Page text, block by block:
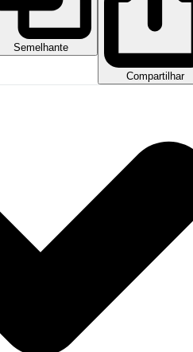
Semelhante
Compartilhar